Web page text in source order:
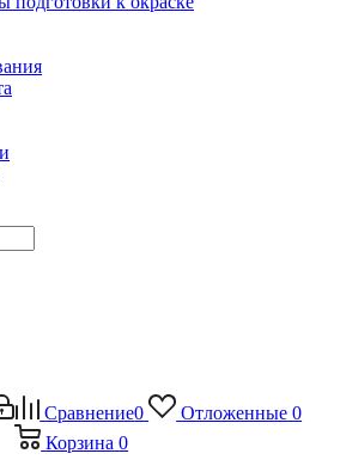
Сравнение0 Отложенные 0
Корзина 0